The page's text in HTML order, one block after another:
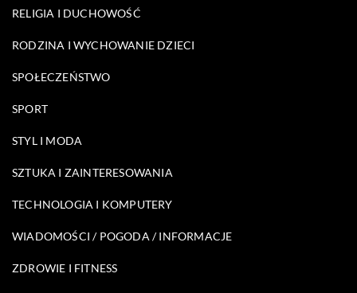
RELIGIA I DUCHOWOŚĆ
RODZINA I WYCHOWANIE DZIECI
SPOŁECZEŃSTWO
SPORT
STYL I MODA
SZTUKA I ZAINTERESOWANIA
TECHNOLOGIA I KOMPUTERY
WIADOMOŚCI / POGODA / INFORMACJE
ZDROWIE I FITNESS